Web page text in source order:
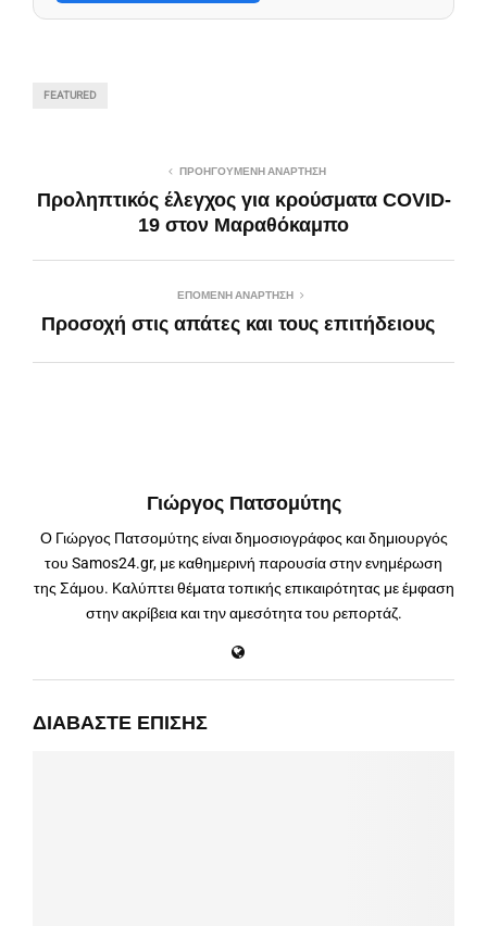
FEATURED
ΠΡΟΗΓΟΎΜΕΝΗ ΑΝΆΡΤΗΣΗ
Προληπτικός έλεγχος για κρούσματα COVID-
19 στον Μαραθόκαμπο
ΕΠΌΜΕΝΗ ΑΝΆΡΤΗΣΗ
Προσοχή στις απάτες και τους επιτήδειους
Γιώργος Πατσομύτης
Ο Γιώργος Πατσομύτης είναι δημοσιογράφος και δημιουργός
του Samos24.gr, με καθημερινή παρουσία στην ενημέρωση
της Σάμου. Καλύπτει θέματα τοπικής επικαιρότητας με έμφαση
στην ακρίβεια και την αμεσότητα του ρεπορτάζ.
ΔΙΑΒΆΣΤΕ ΕΠΊΣΗΣ